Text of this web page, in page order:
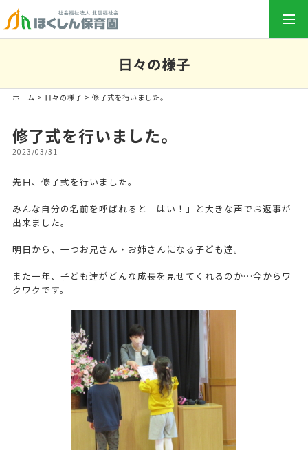
日々の様子
ホーム > 日々の様子 > 修了式を行いました。
修了式を行いました。
2023/03/31
先日、修了式を行いました。
みんな自分の名前を呼ばれると「はい！」と大きな声でお返事が
出来ました。
明日から、一つお兄さん・お姉さんになる子ども達。
また一年、子ども達がどんな成長を見せてくれるのか…今からワ
クワクです。